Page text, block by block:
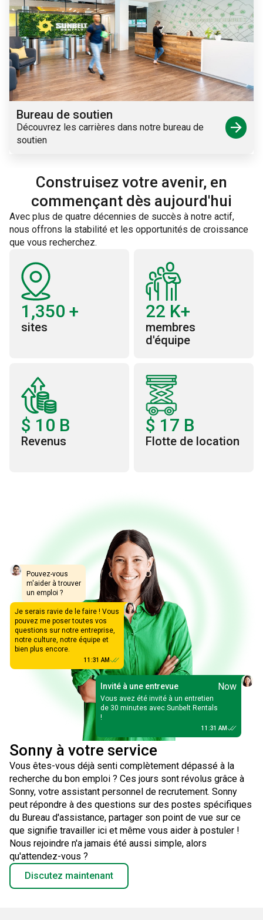
Bureau de soutien
Découvrez les carrières dans notre bureau de
soutien
arrow_forward
Construisez votre avenir, en
commençant dès aujourd'hui
Avec plus de quatre décennies de succès à notre actif,
nous offrons la stabilité et les opportunités de croissance
que vous recherchez.
1,350 +
sites
22 K+
membres
d'équipe
$ 10 B
Revenus
$ 17 B
Flotte de location
Pouvez-vous
m'aider à trouver
un emploi ?
Je serais ravie de le faire ! Vous
pouvez me poser toutes vos
questions sur notre entreprise,
notre culture, notre équipe et
bien plus encore.
11:31 AM
Invité à une entrevue Now
Vous avez été invité à un entretien
de 30 minutes avec Sunbelt Rentals
!
11:31 AM
Sonny à votre service
Vous êtes-vous déjà senti complètement dépassé à la
recherche du bon emploi ? Ces jours sont révolus grâce à
Sonny, votre assistant personnel de recrutement. Sonny
peut répondre à des questions sur des postes spécifiques
du Bureau d'assistance, partager son point de vue sur ce
que signifie travailler ici et même vous aider à postuler !
Nous rejoindre n'a jamais été aussi simple, alors
qu'attendez-vous ?
Discutez maintenant